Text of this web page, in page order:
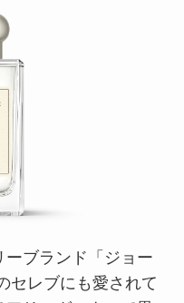
ブランド「ジョー
セレブにも愛されて
リングによって異
です。
ルトにウッドセー
びに満ちた気分にな
ックス対応なので
ボン付きのエレガ
れるでしょう。